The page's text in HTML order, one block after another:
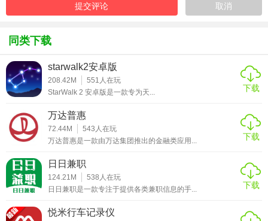
2. 互动交流：软件内置社区功能，养殖户可在此分享养殖经
如通过排行榜、成就系统等激励养殖户积极参与数据管理，
提高数据质量。
的养殖方案、饲料配方等，提升养殖效益。
牧运通2026版软件测评
牧运通2026版软件在畜牧业管理领域表现出色，其功能全
面、操作简便、数据准确，得到了广大养殖户的认可。软件
水平，降低了疫病风险和市场波动对养殖户的影响。同时，
同类下载
starwalk2安卓版
208.42M 551 人在玩
StarWalk 2 安卓版是一款专为天...
下载
万达普惠
72.44M 543 人在玩
万达普惠是一款由万达集团推出的金融类应用...
下载
日日兼职
124.21M 538 人在玩
日日兼职是一款专注于提供各类兼职信息的手...
下载
悦米行车记录仪